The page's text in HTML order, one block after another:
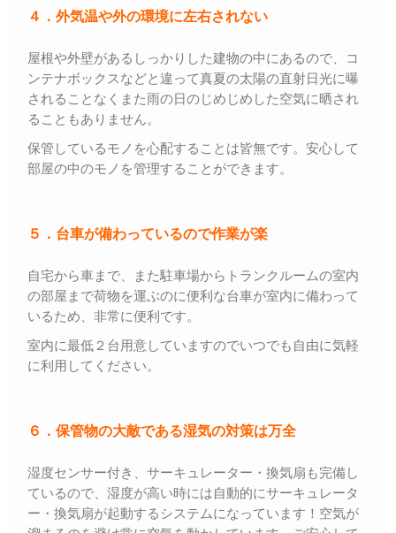
４．外気温や外の環境に左右されない
屋根や外壁があるしっかりした建物の中にあるので、コ
ンテナボックスなどと違って真夏の太陽の直射日光に曝
されることなくまた雨の日のじめじめした空気に晒され
ることもありません。
保管しているモノを心配することは皆無です。安心して
部屋の中のモノを管理することができます。
５．台車が備わっているので作業が楽
自宅から車まで、また駐車場からトランクルームの室内
の部屋まで荷物を運ぶのに便利な台車が室内に備わって
いるため、非常に便利です。
室内に最低２台用意していますのでいつでも自由に気軽
に利用してください。
６．保管物の大敵である湿気の対策は万全
湿度センサー付き、サーキュレーター・換気扇も完備し
ているので、湿度が高い時には自動的にサーキュレータ
ー・換気扇が起動するシステムになっています！空気が